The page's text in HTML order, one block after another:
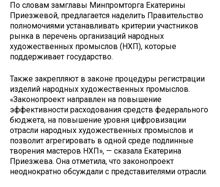
По словам замглавы Минпромторга Екатерины
Приезжевой, предлагается наделить Правительство
полномочиями устанавливать критерии участников
рынка в перечень организаций народных
художественных промыслов (НХП), которые
поддерживает государство.
Также закрепляют в законе процедуры регистрации
изделий народных художественных промыслов.
«Законопроект направлен на повышение
эффективности расходования средств федерального
бюджета, на повышение уровня цифровизации
отрасли народных художественных промыслов и
позволит агрегировать в одной среде подлинные
творения мастеров НХП», — сказала Екатерина
Приезжева. Она отметила, что законопроект
неоднократно обсуждали с представителями отрасли.